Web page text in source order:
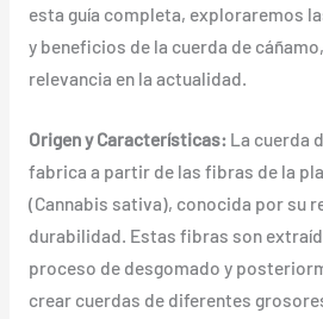
esta guía completa, exploraremos
y beneficios de la cuerda de
relevancia en la actualidad.
Origen y Características:La cuerda
fabrica a partir de las fibras de la
(Cannabis sativa), conocida por su
durabilidad. Estas fibras son
proceso de desgomado y
crear cuerdas de diferentes